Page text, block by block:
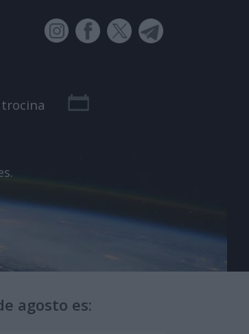
agosto es: